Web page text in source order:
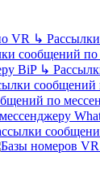
VR ↳
сообщений по
BiP ↳
сообщений
по